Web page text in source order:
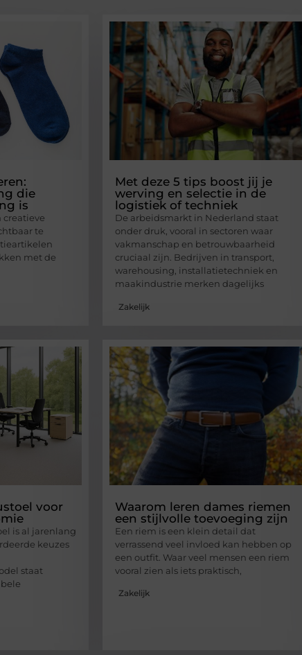
die
is
creatieve
te
met de
Met deze 5 tips boost jij je
werving en selectie in de
logistiek of techniek
De arbeidsmarkt in Nederland staat
onder druk, vooral in sectoren waar
vakmanschap en betrouwbaarheid
cruciaal zijn. Bedrijven in transport,
warehousing, installatietechniek en
maakindustrie merken dagelijks
Zakelijk
voor
is al jarenlang
keuzes
staat
Waarom leren dames riemen
een stijlvolle toevoeging zijn
Een riem is een klein detail dat
verrassend veel invloed kan hebben op
een outfit. Waar veel mensen een riem
vooral zien als iets praktisch,
Zakelijk